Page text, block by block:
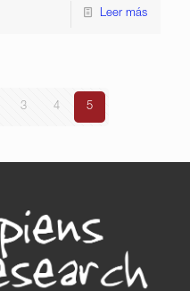
Leer más
3 4 5